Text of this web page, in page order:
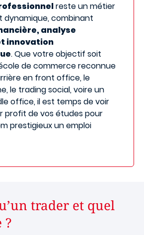
reste un métier
dynamique, combinant
analyse
innovation
. Que votre objectif soit
de commerce reconnue
en front office, le
le trading social, voire un
office, il est temps de voir
profit de vos études pour
prestigieux un emploi
trader et quel
?